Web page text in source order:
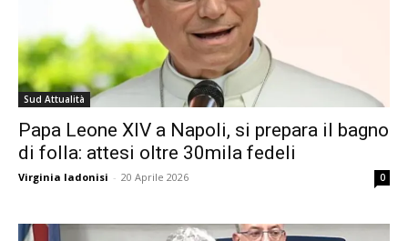
Sud Attualità
Papa Leone XIV a Napoli, si prepara il bagno
di folla: attesi oltre 30mila fedeli
Virginia Iadonisi - 20 Aprile 2026 0